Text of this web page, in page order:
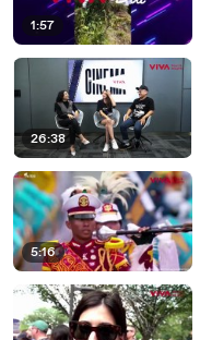
1:57
26:38
5:16